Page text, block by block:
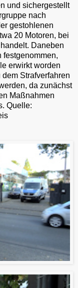
und sichergestellt
nach
gestohlenen
20 Motoren, bei
Daneben
festgenommen,
erwirkt worden
Strafverfahren
da zunächst
Maßnahmen
Quelle: